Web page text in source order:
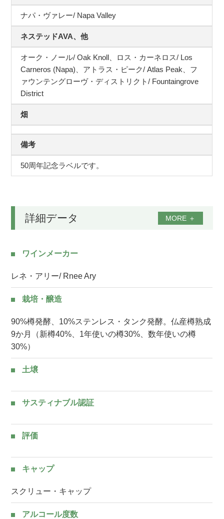
ナパ・ヴァレー/ Napa Valley
ネステッドAVA、他
オーク・ノール/ Oak Knoll、ロス・カーネロス/ Los
Carneros (Napa)、アトラス・ピーク/ Atlas Peak、フ
ァウンテングローヴ・ディストリクト/ Fountaingrove
District
畑
備考
50周年記念ラベルです。
詳細データ MORE ＋
ワインメーカー
レネ・アリー/ Rnee Ary
栽培・醸造
90%樽発酵、10%ステンレス・タンク発酵。仏産樽熟成
9か月（新樽40%、1年使いの樽30%、数年使いの樽
30%）
土壌
サスティナブル認証
評価
キャップ
スクリュー・キャップ
アルコール度数